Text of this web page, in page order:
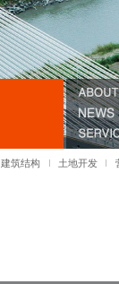
建筑结构 土地开发